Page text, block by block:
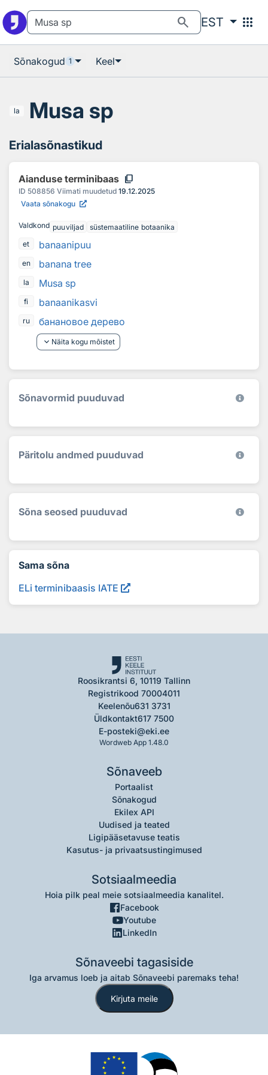
search EST apps
Sõnakogud 1 Keel
la Musa sp
Erialasõnastikud
Aianduse terminibaas content_copy
ID 508856 Viimati muudetud 19.12.2025
Vaata sõnakogu
Valdkond puuviljad
süstemaatiline botaanika
et
banaanipuu
en banana tree
la Musa sp
fi banaanikasvi
ru
банановое дерево
keyboard_arrow_down Näita kogu mõistet
Sõnavormid puuduvad
Päritolu andmed puuduvad
Sõna seosed puuduvad
Sama sõna
ELi terminibaasis IATE
Roosikrantsi 6, 10119 Tallinn
Registrikood 70004011
Keelenõu631 3731
Üldkontakt617 7500
E-posteki@eki.ee
Wordweb App 1.48.0
Sõnaveeb
Portaalist
Sõnakogud
Ekilex API
Uudised ja teated
Ligipääsetavuse teatis
Kasutus- ja privaatsustingimused
Sotsiaalmeedia
Hoia pilk peal meie sotsiaalmeedia kanalitel.
Facebook
Youtube
LinkedIn
Sõnaveebi tagasiside
Iga arvamus loeb ja aitab Sõnaveebi paremaks teha!
Kirjuta meile